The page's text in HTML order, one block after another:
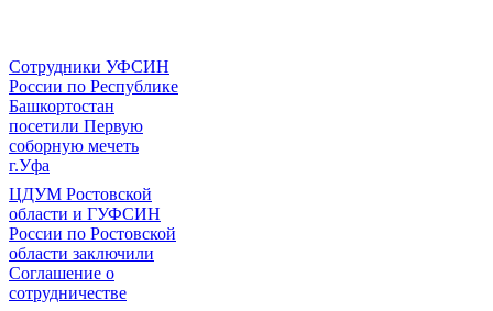
Сотрудники УФСИН
России по Республике
Башкортостан
посетили Первую
соборную мечеть
г.Уфа
ЦДУМ Ростовской
области и ГУФСИН
России по Ростовской
области заключили
Соглашение о
сотрудничестве